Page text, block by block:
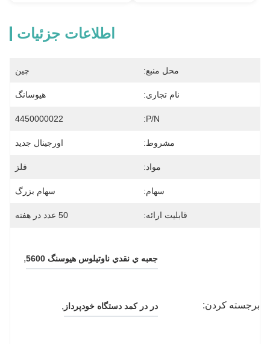
اطلاعات جزئیات
محل منبع: چین
نام تجاری: هیوسانگ
P/N:
4450000022
مشروط: اورجینال جدید
مواد: فلز
سهام: سهام بزرگ
قابلیت ارائه: 50 عدد در هفته
برجسته کردن:
جعبه ي نقدي ناوتيلوس هيوسنگ 5600 ,
در در کمد دستگاه خودپرداز ,